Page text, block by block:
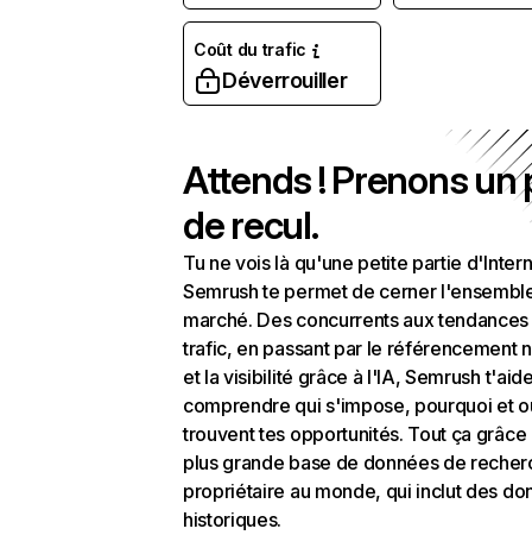
Coût du trafic
Déverrouiller
Attends ! Prenons un
de recul.
Tu ne vois là qu'une petite partie
Semrush te permet de cerner
marché. Des concurrents aux
trafic, en passant par le référencement
et la visibilité grâce à l'IA, Semrush
comprendre qui s'impose, pourquoi et
trouvent tes opportunités. Tout ça grâce
plus grande base de données de
propriétaire au monde, qui inclut des
historiques.